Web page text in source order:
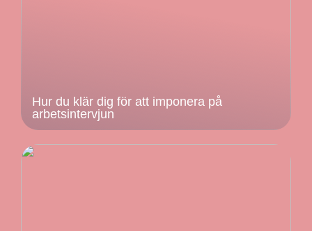
Hur du klär dig för att imponera på
arbetsintervjun